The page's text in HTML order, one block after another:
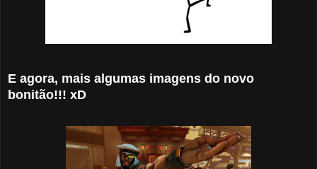
E agora, mais algumas imagens do novo
bonitão!!! xD